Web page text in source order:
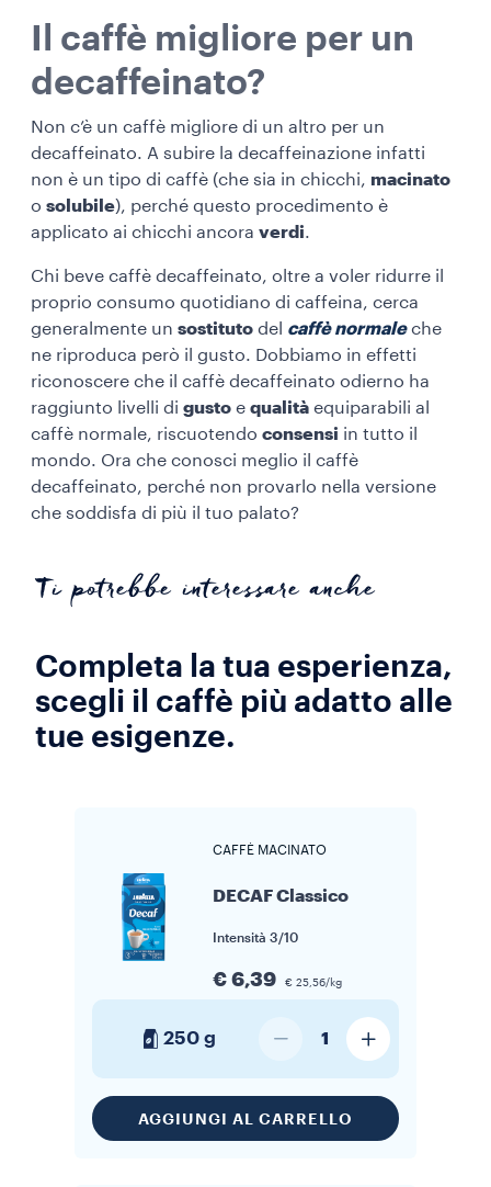
Il caffè migliore per un
decaffeinato?
Non c’è un caffè migliore di un altro per un
decaffeinato. A subire la decaffeinazione infatti
non è un tipo di caffè (che sia in chicchi, macinato
o solubile), perché questo procedimento è
applicato ai chicchi ancora verdi.
Chi beve caffè decaffeinato, oltre a voler ridurre il
proprio consumo quotidiano di caffeina, cerca
generalmente un sostituto del caffè normaleche
ne riproduca però il gusto. Dobbiamo in effetti
riconoscere che il caffè decaffeinato odierno ha
raggiunto livelli di gusto e qualità equiparabili al
caffè normale, riscuotendo consensi in tutto il
mondo. Ora che conosci meglio il caffè
decaffeinato, perché non provarlo nella versione
che soddisfa di più il tuo palato?
Ti potrebbe interessare anche
Completa la tua esperienza,
scegli il caffè più adatto alle
tue esigenze.
CAFFÈ MACINATO
DECAF Classico
Intensità 3/10
€ 6,39 € 25,56/kg
250 g 1
AGGIUNGI AL CARRELLO